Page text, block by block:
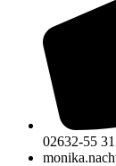
02632-55 31